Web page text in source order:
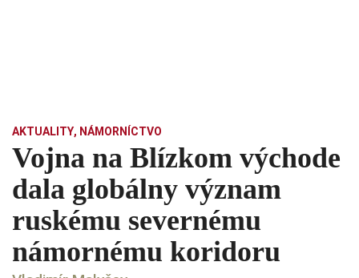
AKTUALITY, NÁMORNÍCTVO
Vojna na Blízkom východe
dala globálny význam
ruskému severnému
námornému koridoru